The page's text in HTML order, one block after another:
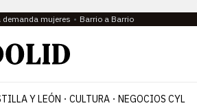
demanda mujeres Barrio a Barrio
Y LEÓN CULTURA NEGOCIOS CYL